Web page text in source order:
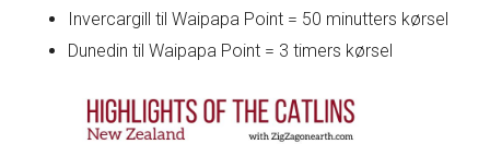
Invercargill til Waipapa Point = 50 minutters kørsel
Dunedin til Waipapa Point = 3 timers kørsel